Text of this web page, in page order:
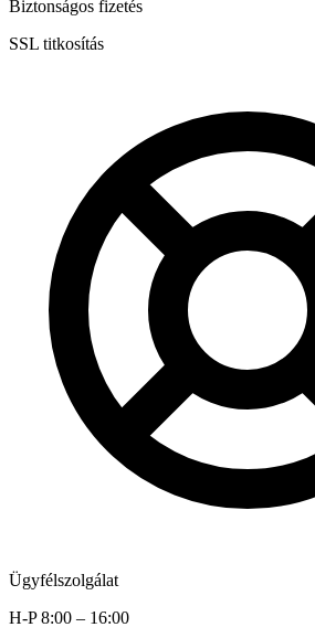
Biztonságos fizetés
SSL titkosítás
Ügyfélszolgálat
H-P 8:00 – 16:00